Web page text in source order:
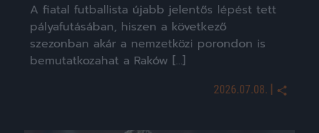
A fiatal futballista újabb jelentős lépést tett
pályafutásában, hiszen a következő
szezonban akár a nemzetközi porondon is
bemutatkozahat a Raków […]
2026.07.08. |